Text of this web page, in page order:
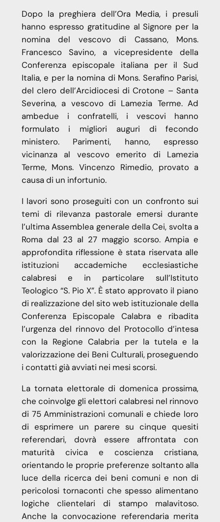
Dopo la preghiera dell’Ora Media, i presuli
hanno espresso gratitudine al Signore per la
nomina del vescovo di Cassano, Mons.
Francesco Savino, a vicepresidente della
Conferenza episcopale italiana per il Sud
Italia, e per la nomina di Mons. Serafino Parisi,
del clero dell’Arcidiocesi di Crotone – Santa
Severina, a vescovo di Lamezia Terme. Ad
ambedue i confratelli, i vescovi hanno
formulato i migliori auguri di fecondo
ministero. Parimenti, hanno, espresso
vicinanza al vescovo emerito di Lamezia
Terme, Mons. Vincenzo Rimedio, provato a
causa di un infortunio.
I lavori sono proseguiti con un confronto sui
temi di rilevanza pastorale emersi durante
l’ultima Assemblea generale della Cei, svolta a
Roma dal 23 al 27 maggio scorso. Ampia e
approfondita riflessione è stata riservata alle
istituzioni accademiche ecclesiastiche
calabresi e in particolare sull’Istituto
Teologico “S. Pio X”. È stato approvato il piano
di realizzazione del sito web istituzionale della
Conferenza Episcopale Calabra e ribadita
l’urgenza del rinnovo del Protocollo d’intesa
con la Regione Calabria per la tutela e la
valorizzazione dei Beni Culturali, proseguendo
i contatti già avviati nei mesi scorsi.
La tornata elettorale di domenica prossima,
che coinvolge gli elettori calabresi nel rinnovo
di 75 Amministrazioni comunali e chiede loro
di esprimere un parere su cinque quesiti
referendari, dovrà essere affrontata con
maturità civica e coscienza cristiana,
orientando le proprie preferenze soltanto alla
luce della ricerca dei beni comuni e non di
pericolosi tornaconti che spesso alimentano
logiche clientelari di stampo malavitoso.
Anche la convocazione referendaria merita